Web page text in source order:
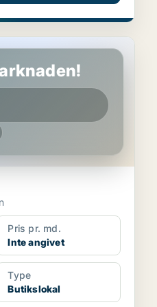
Pris pr. md.
Inte angivet
Type
Butikslokal